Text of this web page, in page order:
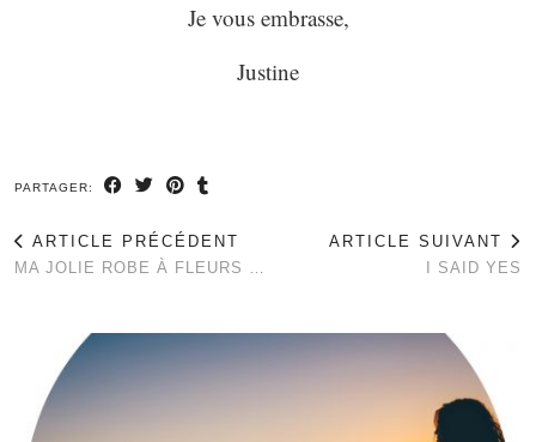
Je vous embrasse,
Justine
PARTAGER:
ARTICLE PRÉCÉDENT
MA JOLIE ROBE À FLEURS …
ARTICLE SUIVANT
I SAID YES